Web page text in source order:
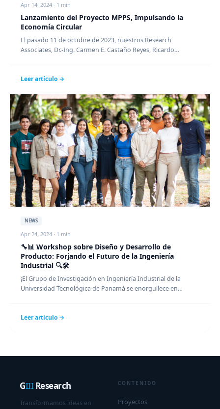
Apr 14, 2024 · 1 min
Lanzamiento del Proyecto MPPS, Impulsando la
Economía Circular
El pasado 11 de octubre de 2023, nuestros Research
Associates, Dr.-Ing. Carmen E. Castaño Reyes, Ricardo
Leer artículo →
NEWS
Apr 24, 2024 · 1 min
🔧📊 Workshop sobre Diseño y Desarrollo de
Producto: Forjando el Futuro de la Ingeniería
Industrial 🔍🛠️
¡El Grupo de Investigación en Ingeniería Industrial de la
Universidad Tecnológica de Panamá se enorgullece en
Leer artículo →
GIII Research
Transformamos ideas en
CONTENIDO
Proyectos